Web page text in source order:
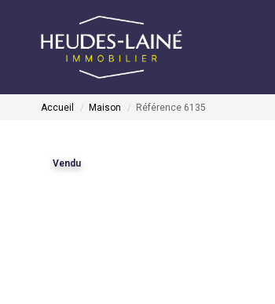
Accueil Maison Référence 6135
Vendu